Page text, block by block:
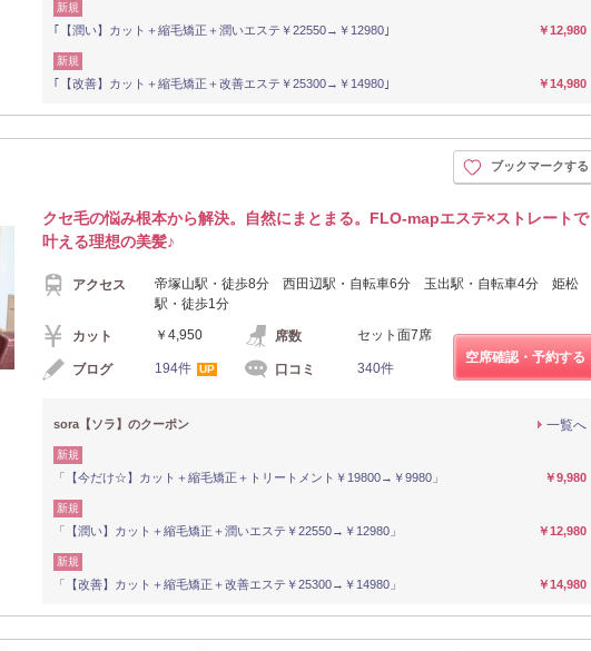
新規
｢【潤い】カット＋縮毛矯正＋潤いエステ￥22550→￥12980｣ ￥12,980
新規
｢【改善】カット＋縮毛矯正＋改善エステ￥25300→￥14980｣ ￥14,980
ブックマークする
クセ毛の悩み根本から解決。自然にまとまる。FLO-mapエステ×ストレートで
叶える理想の美髪♪
アクセス
帝塚山駅・徒歩8分 西田辺駅・自転車6分 玉出駅・自転車4分 姫松
駅・徒歩1分
カット ￥4,950 席数 セット面7席
ブログ 194件 UP 口コミ 340件
空席確認・予約する
sora【ソラ】のクーポン 一覧へ
新規
「【今だけ☆】カット＋縮毛矯正＋トリートメント￥19800→￥9980」 ￥9,980
新規
「【潤い】カット＋縮毛矯正＋潤いエステ￥22550→￥12980」 ￥12,980
新規
「【改善】カット＋縮毛矯正＋改善エステ￥25300→￥14980」 ￥14,980